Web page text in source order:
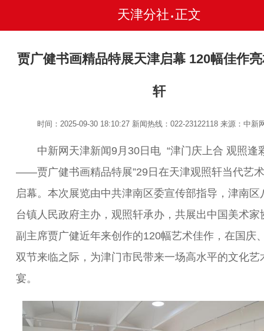
天津分社 • 正文
贾广健书画精品特展天津启幕 120幅佳作
轩
时间：2025-09-30 18:10:27 新闻热线：022-23122118来源：中新
中新网天津新闻9月30日电 “津门庆上合 观照逢
——贾广健书画精品特展”29日在天津观照轩当代艺
启幕。本次展览由中共津南区委宣传部指导，津南区
台镇人民政府主办，观照轩承办，共展出中国美术家
副主席贾广健近年来创作的120幅艺术佳作，在国庆
双节来临之际，为津门市民带来一场高水平的文化艺
宴。